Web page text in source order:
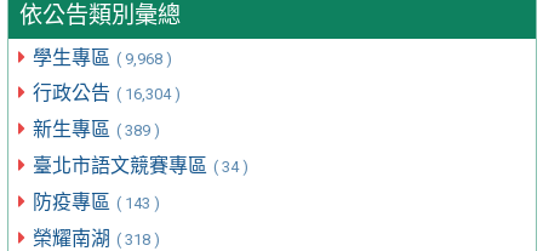
依公告類別彙總
學生專區 ( 9,968 )
行政公告 ( 16,304 )
新生專區 ( 389 )
臺北市語文競賽專區 ( 34 )
防疫專區 ( 143 )
榮耀南湖 ( 318 )